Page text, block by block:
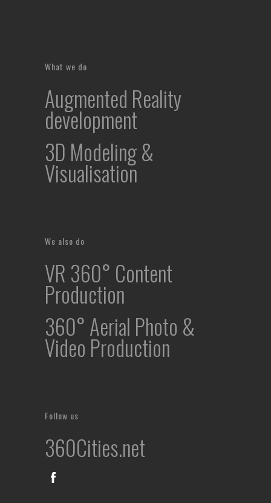
What we do
Augmented Reality
development
3D Modeling &
Visualisation
We also do
VR 360° Content
Production
360° Aerial Photo &
Video Production
Follow us
360Cities.net